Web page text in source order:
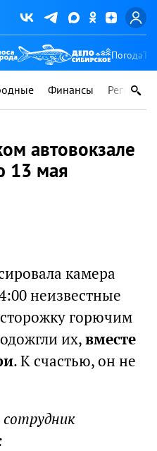
Погода
Финансы Регионы
автовокзале
13 мая
камера
неизвестные
горючим
их,вместе
. К счастью, он не